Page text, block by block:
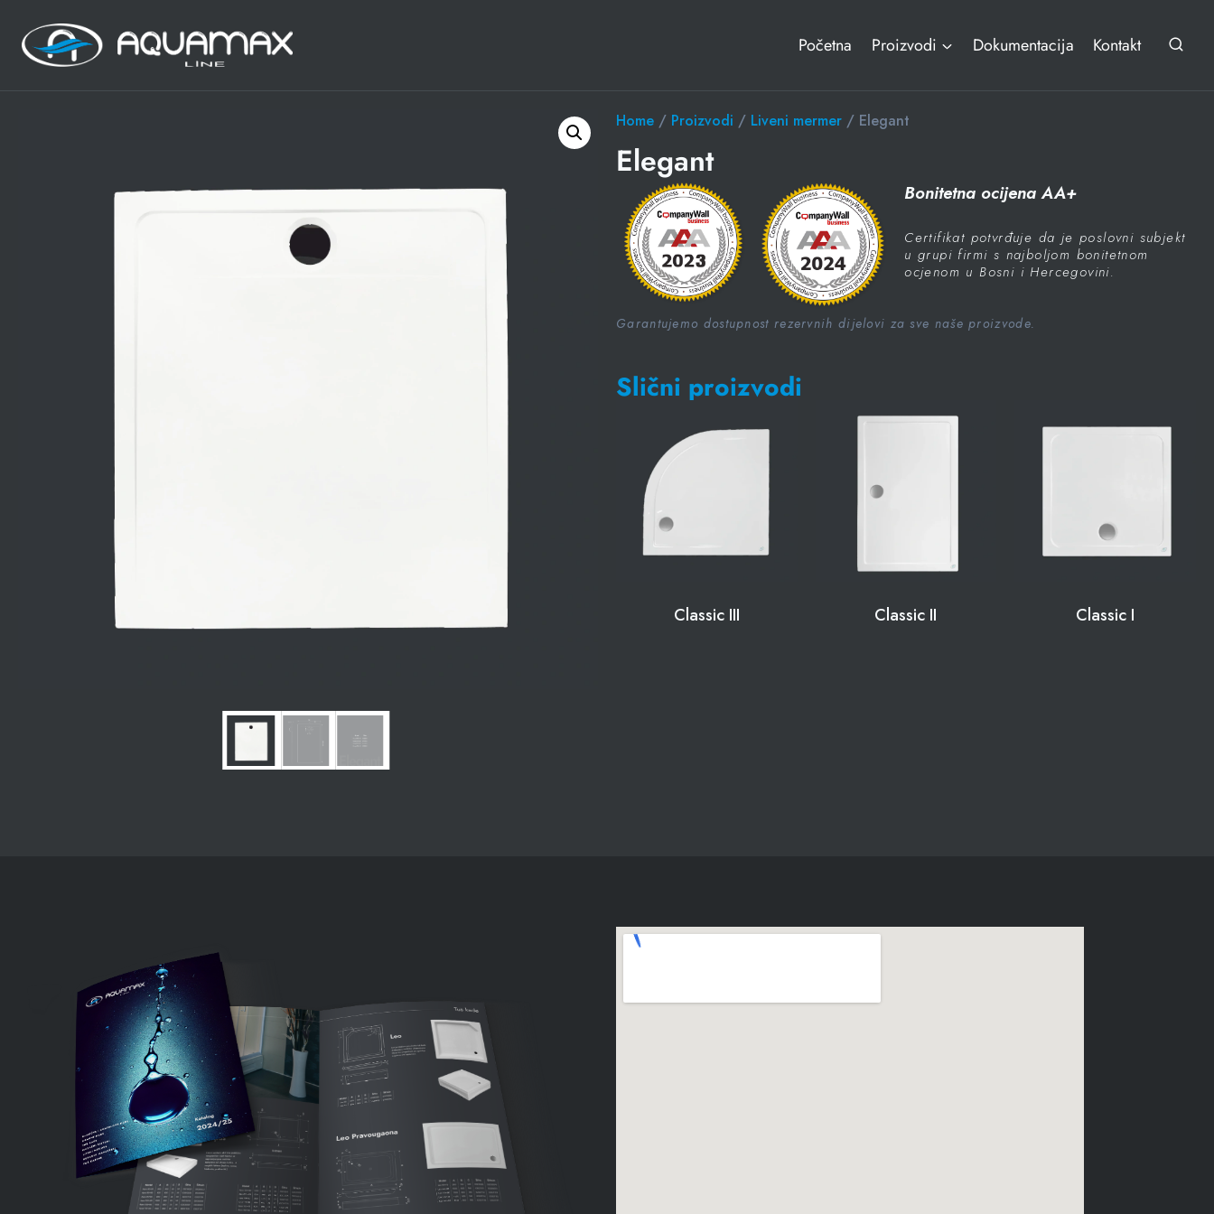
Početna Proizvodi Dokumentacija Kontakt
Home / Proizvodi / Liveni mermer / Elegant
Elegant
Bonitetna ocijena AA+
Certifikat potvrđuje da je poslovni subjekt
u grupi firmi s najboljom bonitetnom
ocjenom u Bosni i Hercegovini.
Garantujemo dostupnost rezervnih dijelovi za sve naše proizvode.
Slični proizvodi
Classic III Classic II Classic I